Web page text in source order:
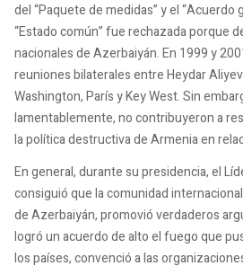
del “Paquete de medidas” y el “Acuerdo
“Estado común” fue rechazada porque
nacionales de Azerbaiyán. En 1999 y
reuniones bilaterales entre Heydar
Washington, París y Key West. Sin
lamentablemente, no contribuyeron a
la política destructiva de Armenia en
En general, durante su presidencia, el
consiguió que la comunidad
de Azerbaiyán, promovió verdaderos
logró un acuerdo de alto el fuego que
los países, convenció a las